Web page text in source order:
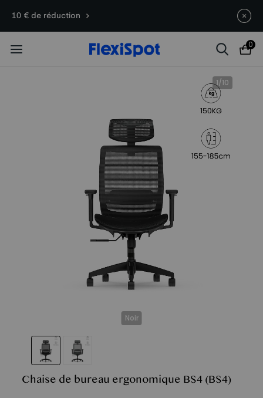
10 Anniversaire Early Brid : jusqu'à 250 € OFF sur
E7/C7/Lotus/PortaGo | 1–17 août
0
1/10
Noir
Chaise de bureau ergonomique BS4 (BS4)
10 € de réduction